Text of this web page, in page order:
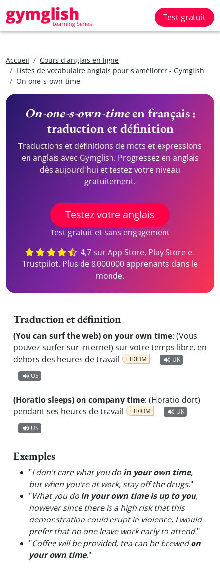
Test gratuit
Accueil
Cours d'anglais en ligne
Listes de vocabulaire anglais pour s'améliorer - Gymglish
On-one-s-own-time
On-one-s-own-timeen français :
traduction et définition
Traductions et définitions de mots et expressions
en anglais avec Gymglish. Progressez en anglais
dès aujourd'hui et testez votre niveau
gratuitement.
Testez votre anglais
Test gratuit et sans engagement
4,7 sur App Store, Play Store et
Trustpilot. Plus de 8 000 000 apprenants dans le
monde.
Traduction et définition
(You can surf the web) on your own time: (Vous
pouvez surfer sur internet) sur votre temps libre, en
dehors des heures de travail
IDIOM
UK
US
(Horatio sleeps) on company time: (Horatio dort)
pendant ses heures de travail
IDIOM
UK
US
Exemples
"I don't care what you do in your own time,
but when you're at work, stay off the drugs."
"What you do in your own time is up to you,
however since there is a high risk that this
demonstration could erupt in violence, I would
prefer that no one leave work early to attend."
"Coffee will be provided, tea can be brewedon
your own time."